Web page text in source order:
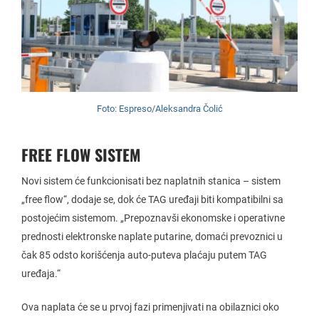
Foto: Espreso/Aleksandra Čolić
FREE FLOW SISTEM
Novi sistem će funkcionisati bez naplatnih stanica – sistem
„free flow“, dodaje se, dok će TAG uređaji biti kompatibilni sa
postojećim sistemom. „Prepoznavši ekonomske i operativne
prednosti elektronske naplate putarine, domaći prevoznici u
čak 85 odsto korišćenja auto-puteva plaćaju putem TAG
uređaja.“
Ova naplata će se u prvoj fazi primenjivati na obilaznici oko